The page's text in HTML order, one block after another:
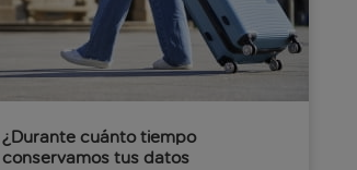
¿Durante cuánto tiempo
conservamos tus datos